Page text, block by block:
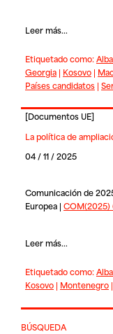
Leer más...
Etiquetado como:
Georgia| Kosovo|
Países candidatos|
[Documentos UE]
La política de
04 / 11 / 2025
Comunicación de
Europea | COM(2025)
Leer más...
Etiquetado como:
Kosovo| Montenegro|
BÚSQUEDA